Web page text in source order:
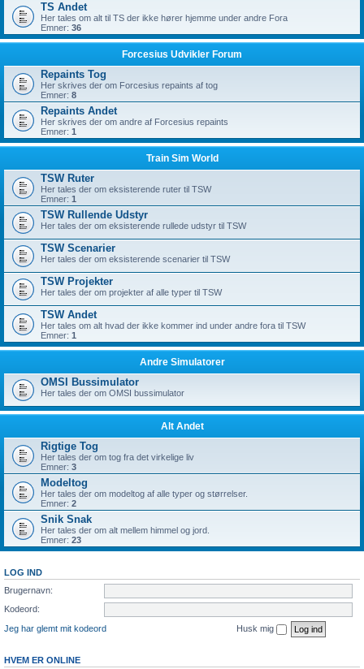
TS Andet
Her tales om alt til TS der ikke hører hjemme under andre Fora
Emner: 36
Forcesius Udvikler Forum
Repaints Tog
Her skrives der om Forcesius repaints af tog
Emner: 8
Repaints Andet
Her skrives der om andre af Forcesius repaints
Emner: 1
Train Sim World
TSW Ruter
Her tales der om eksisterende ruter til TSW
Emner: 1
TSW Rullende Udstyr
Her tales der om eksisterende rullede udstyr til TSW
TSW Scenarier
Her tales der om eksisterende scenarier til TSW
TSW Projekter
Her tales der om projekter af alle typer til TSW
TSW Andet
Her tales om alt hvad der ikke kommer ind under andre fora til TSW
Emner: 1
Andre Simulatorer
OMSI Bussimulator
Her tales der om OMSI bussimulator
Alt Andet
Rigtige Tog
Her tales der om tog fra det virkelige liv
Emner: 3
Modeltog
Her tales der om modeltog af alle typer og størrelser.
Emner: 2
Snik Snak
Her tales der om alt mellem himmel og jord.
Emner: 23
LOG IND
Brugernavn:
Kodeord:
Jeg har glemt mit kodeord
Husk mig
HVEM ER ONLINE